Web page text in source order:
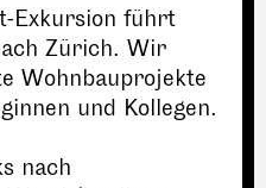
Exkursion führt
Zürich. Wir
Wohnbauprojekte
und Kollegen.
nach